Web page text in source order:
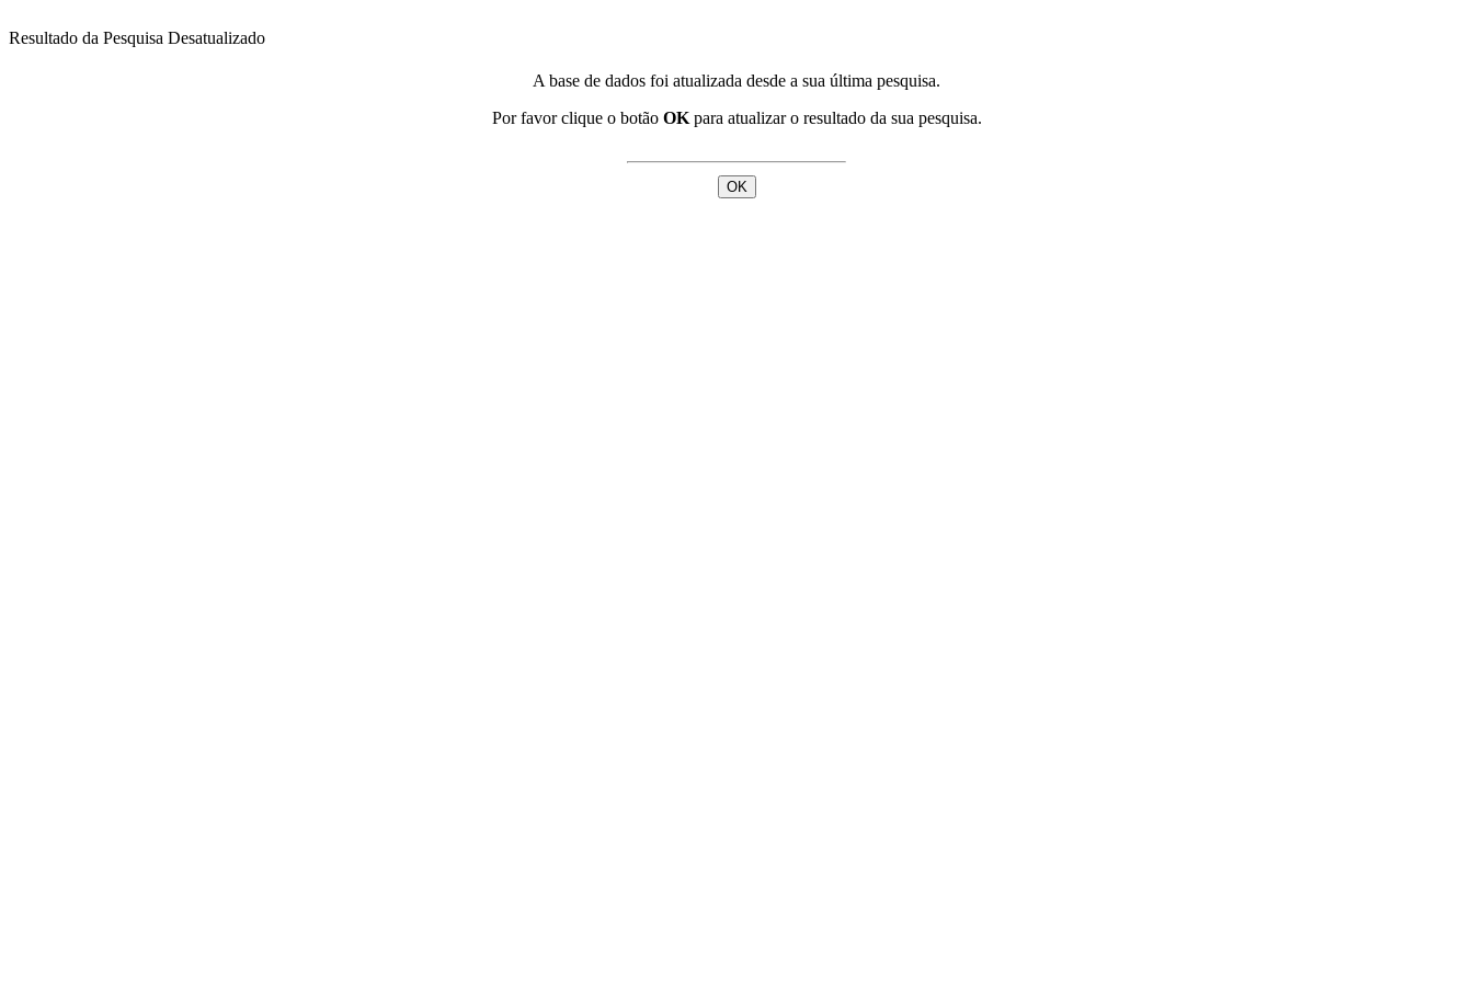
Resultado da Pesquisa Desatualizado
A base de dados foi atualizada desde a sua última pesquisa.
Por favor clique o botão OKpara atualizar o resultado da sua pesquisa.